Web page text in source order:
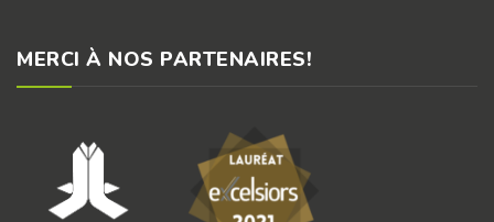
MERCI À NOS PARTENAIRES!